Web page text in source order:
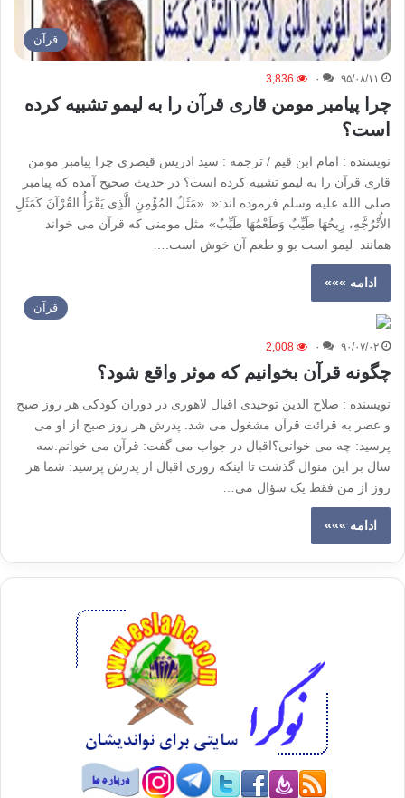
قرآن
۹۵/۰۸/۱۱ ۰ 3,836
چرا پیامبر مومن قاری قرآن را به لیمو تشبیه کرده
است؟
نویسنده : امام ابن قیم / ترجمه : سید ادریس قیصری چرا پیامبر مومن
قاری قرآن را به لیمو تشبیه کرده است؟ در حدیث صحیح آمده که پیامبر
صلی الله علیه وسلم فرموده اند:« «مَثَلُ المُؤْمِنِ الَّذِی یَقْرَأُ القُرْآنَ کَمَثَلِ
الأُتْرُجَّهِ، رِیحُهَا طَیِّبٌ وَطَعْمُهَا طَیِّبٌ» مثل مومنی که قرآن می خواند
همانند لیمو است بو و طعم آن خوش است.…
ادامه »»»
قرآن
۹۰/۰۷/۰۲ ۰ 2,008
چگونه قرآن بخوانیم كه موثر واقع شود؟
نويسنده : صلاح الدین توحیدی اقبال لاهوری در دوران کودکی هر روز صبح
و عصر به قرائت قرآن مشغول می شد. پدرش هر روز صبح از او می
پرسید: چه می خوانی؟اقبال در جواب می گفت: قرآن می خوانم.سه
سال بر این منوال گذشت تا اینکه روزی اقبال از پدرش پرسید: شما هر
روز از من فقط یک سؤال می…
ادامه »»»